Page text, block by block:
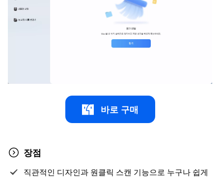
바로 구매
장점
직관적인 디자인과 원클릭 스캔 기능으로 누구나 쉽게